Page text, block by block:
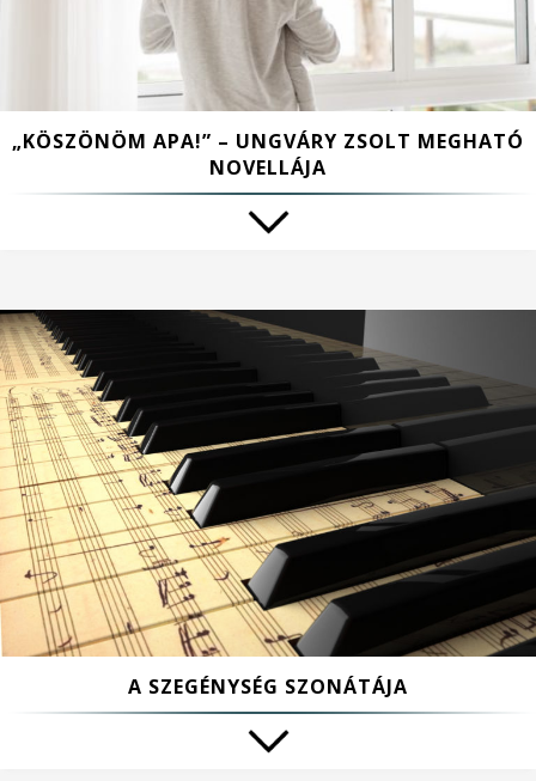
„KÖSZÖNÖM APA!” – UNGVÁRY ZSOLT MEGHATÓ
NOVELLÁJA
A SZEGÉNYSÉG SZONÁTÁJA